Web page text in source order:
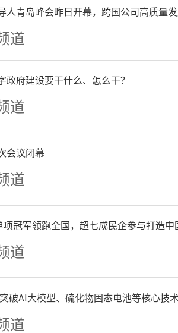
位老师已从专业
极为精到的解
了。我只想从
好的艺术家，
本就是一体两面
人的格局与境界
，不乏自私自利
计较个人得失
认真，勤奋。坦
人青岛峰会昨日开幕，跨国公司高质量
道
政府建设要干什么、怎么干？
道
会议闭幕
道
项冠军领跑全国，超七成民企参与打造
道
破AI大模型、硫化物固态电池等核心技
道